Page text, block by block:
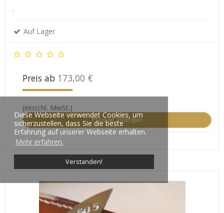
Diese Webseite verwendet Cookies, um
sicherzustellen, dass Sie die beste
Erfahrung auf unserer Webseite erhalten.
Mehr erfahren.
Verstanden!
.
Auf Lager
Preis ab 173,00 €
(einschl. MwSt.)
Produkt anzeigen